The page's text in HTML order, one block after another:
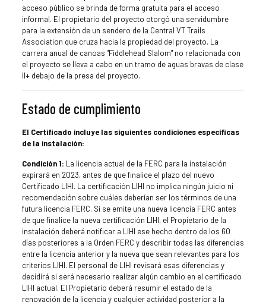
acceso público se brinda de forma gratuita para el acceso
informal. El propietario del proyecto otorgó una servidumbre
para la extensión de un sendero de la Central VT Trails
Association que cruza hacia la propiedad del proyecto. La
carrera anual de canoas "Fiddlehead Slalom" no relacionada con
el proyecto se lleva a cabo en un tramo de aguas bravas de clase
II+ debajo de la presa del proyecto.
Estado de cumplimiento
El Certificado incluye las siguientes condiciones específicas
de la instalación:
Condición 1: La licencia actual de la FERC para la instalación
expirará en 2023, antes de que finalice el plazo del nuevo
Certificado LIHI. La certificación LIHI no implica ningún juicio ni
recomendación sobre cuáles deberían ser los términos de una
futura licencia FERC. Si se emite una nueva licencia FERC antes
de que finalice la nueva certificación LIHI, el Propietario de la
instalación deberá notificar a LIHI ese hecho dentro de los 60
días posteriores a la Orden FERC y describir todas las diferencias
entre la licencia anterior y la nueva que sean relevantes para los
criterios LIHI. El personal de LIHI revisará esas diferencias y
decidirá si será necesario realizar algún cambio en el certificado
LIHI actual. El Propietario deberá resumir el estado de la
renovación de la licencia y cualquier actividad posterior a la